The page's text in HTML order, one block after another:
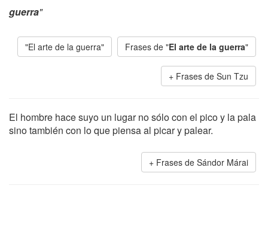
guerra"
"El arte de la guerra" Frases de "El arte de la guerra"
Frases de Sun Tzu
El hombre hace suyo un lugar no sólo con el pico y la pala
sino también con lo que piensa al picar y palear.
Frases de Sándor Márai